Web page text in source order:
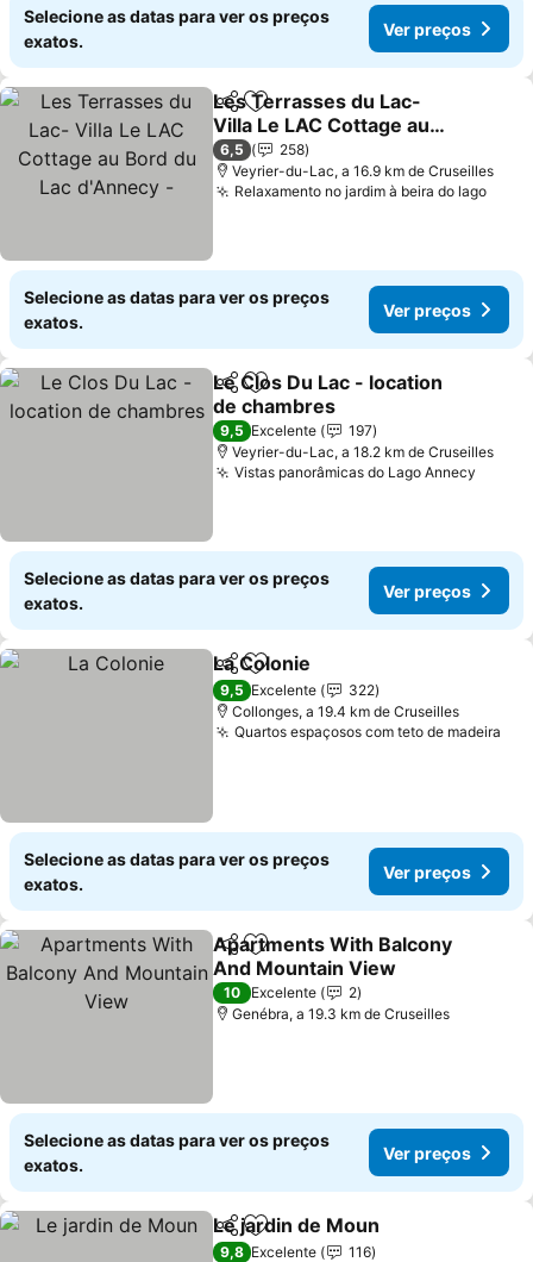
Selecione as datas para ver os preços
exatos.
Ver preços
PartilharAdicionar aos favoritos
Les Terrasses du Lac-
Villa Le LAC Cottage au
Bord du Lac d'Annecy -
6,5
258
Veyrier-du-Lac, a 16.9 km de Cruseilles
Relaxamento no jardim à beira do lago
Selecione as datas para ver os preços
exatos.
Ver preços
PartilharAdicionar aos favoritos
Le Clos Du Lac - location
de chambres
9,5 Excelente
197
Veyrier-du-Lac, a 18.2 km de Cruseilles
Vistas panorâmicas do Lago Annecy
Selecione as datas para ver os preços
exatos.
Ver preços
PartilharAdicionar aos favoritos
La Colonie
9,5 Excelente
322
Collonges, a 19.4 km de Cruseilles
Quartos espaçosos com teto de madeira
Selecione as datas para ver os preços
exatos.
Ver preços
PartilharAdicionar aos favoritos
Apartments With Balcony
And Mountain View
10 Excelente
2
Genébra, a 19.3 km de Cruseilles
Selecione as datas para ver os preços
exatos.
Ver preços
PartilharAdicionar aos favoritos
Le jardin de Moun
9,8 Excelente
116